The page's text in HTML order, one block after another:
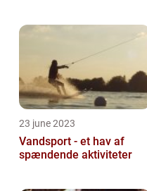
23 june 2023
Vandsport - et hav af
spændende aktiviteter